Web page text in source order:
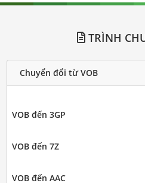
TRÌNH
Chuyển đổi từ VOB
VOB đến 3GP
VOB đến 7Z
VOB đến AAC